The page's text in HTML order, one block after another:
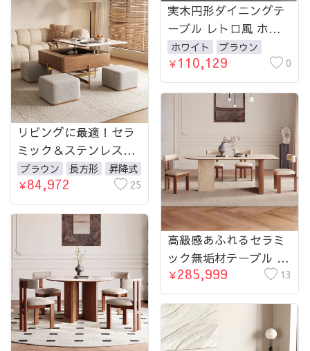
実木円形ダイニングテ
ーブル レトロ風 ホワ
イト岩板天板 中空レッ
グ仕様 hagst-5509
ホワイト
ブラウン
￥110,129 0
リビングに最適！セラ
ミック＆ステンレス製
おしゃれセンターテー
ブル fjnl-2452-
teatable
ブラウン 長方形
昇降式
￥84,972 25
高級感あふれるセラミ
ック無垢材テーブル -
おしゃれデザインで空
間を格上げ fmus-
4078-table
￥285,999 13